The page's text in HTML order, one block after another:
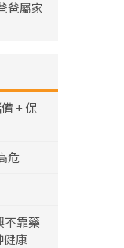
爸屬家
+ 保
危
不靠藥
健康